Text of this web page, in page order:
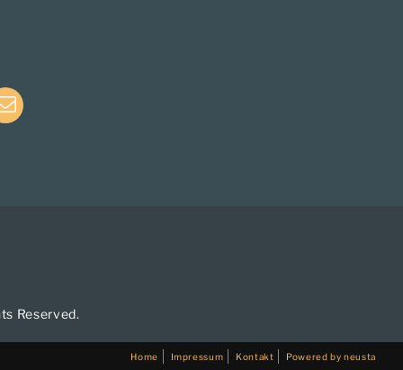
Reserved.
Home Impressum Kontakt Powered by neusta